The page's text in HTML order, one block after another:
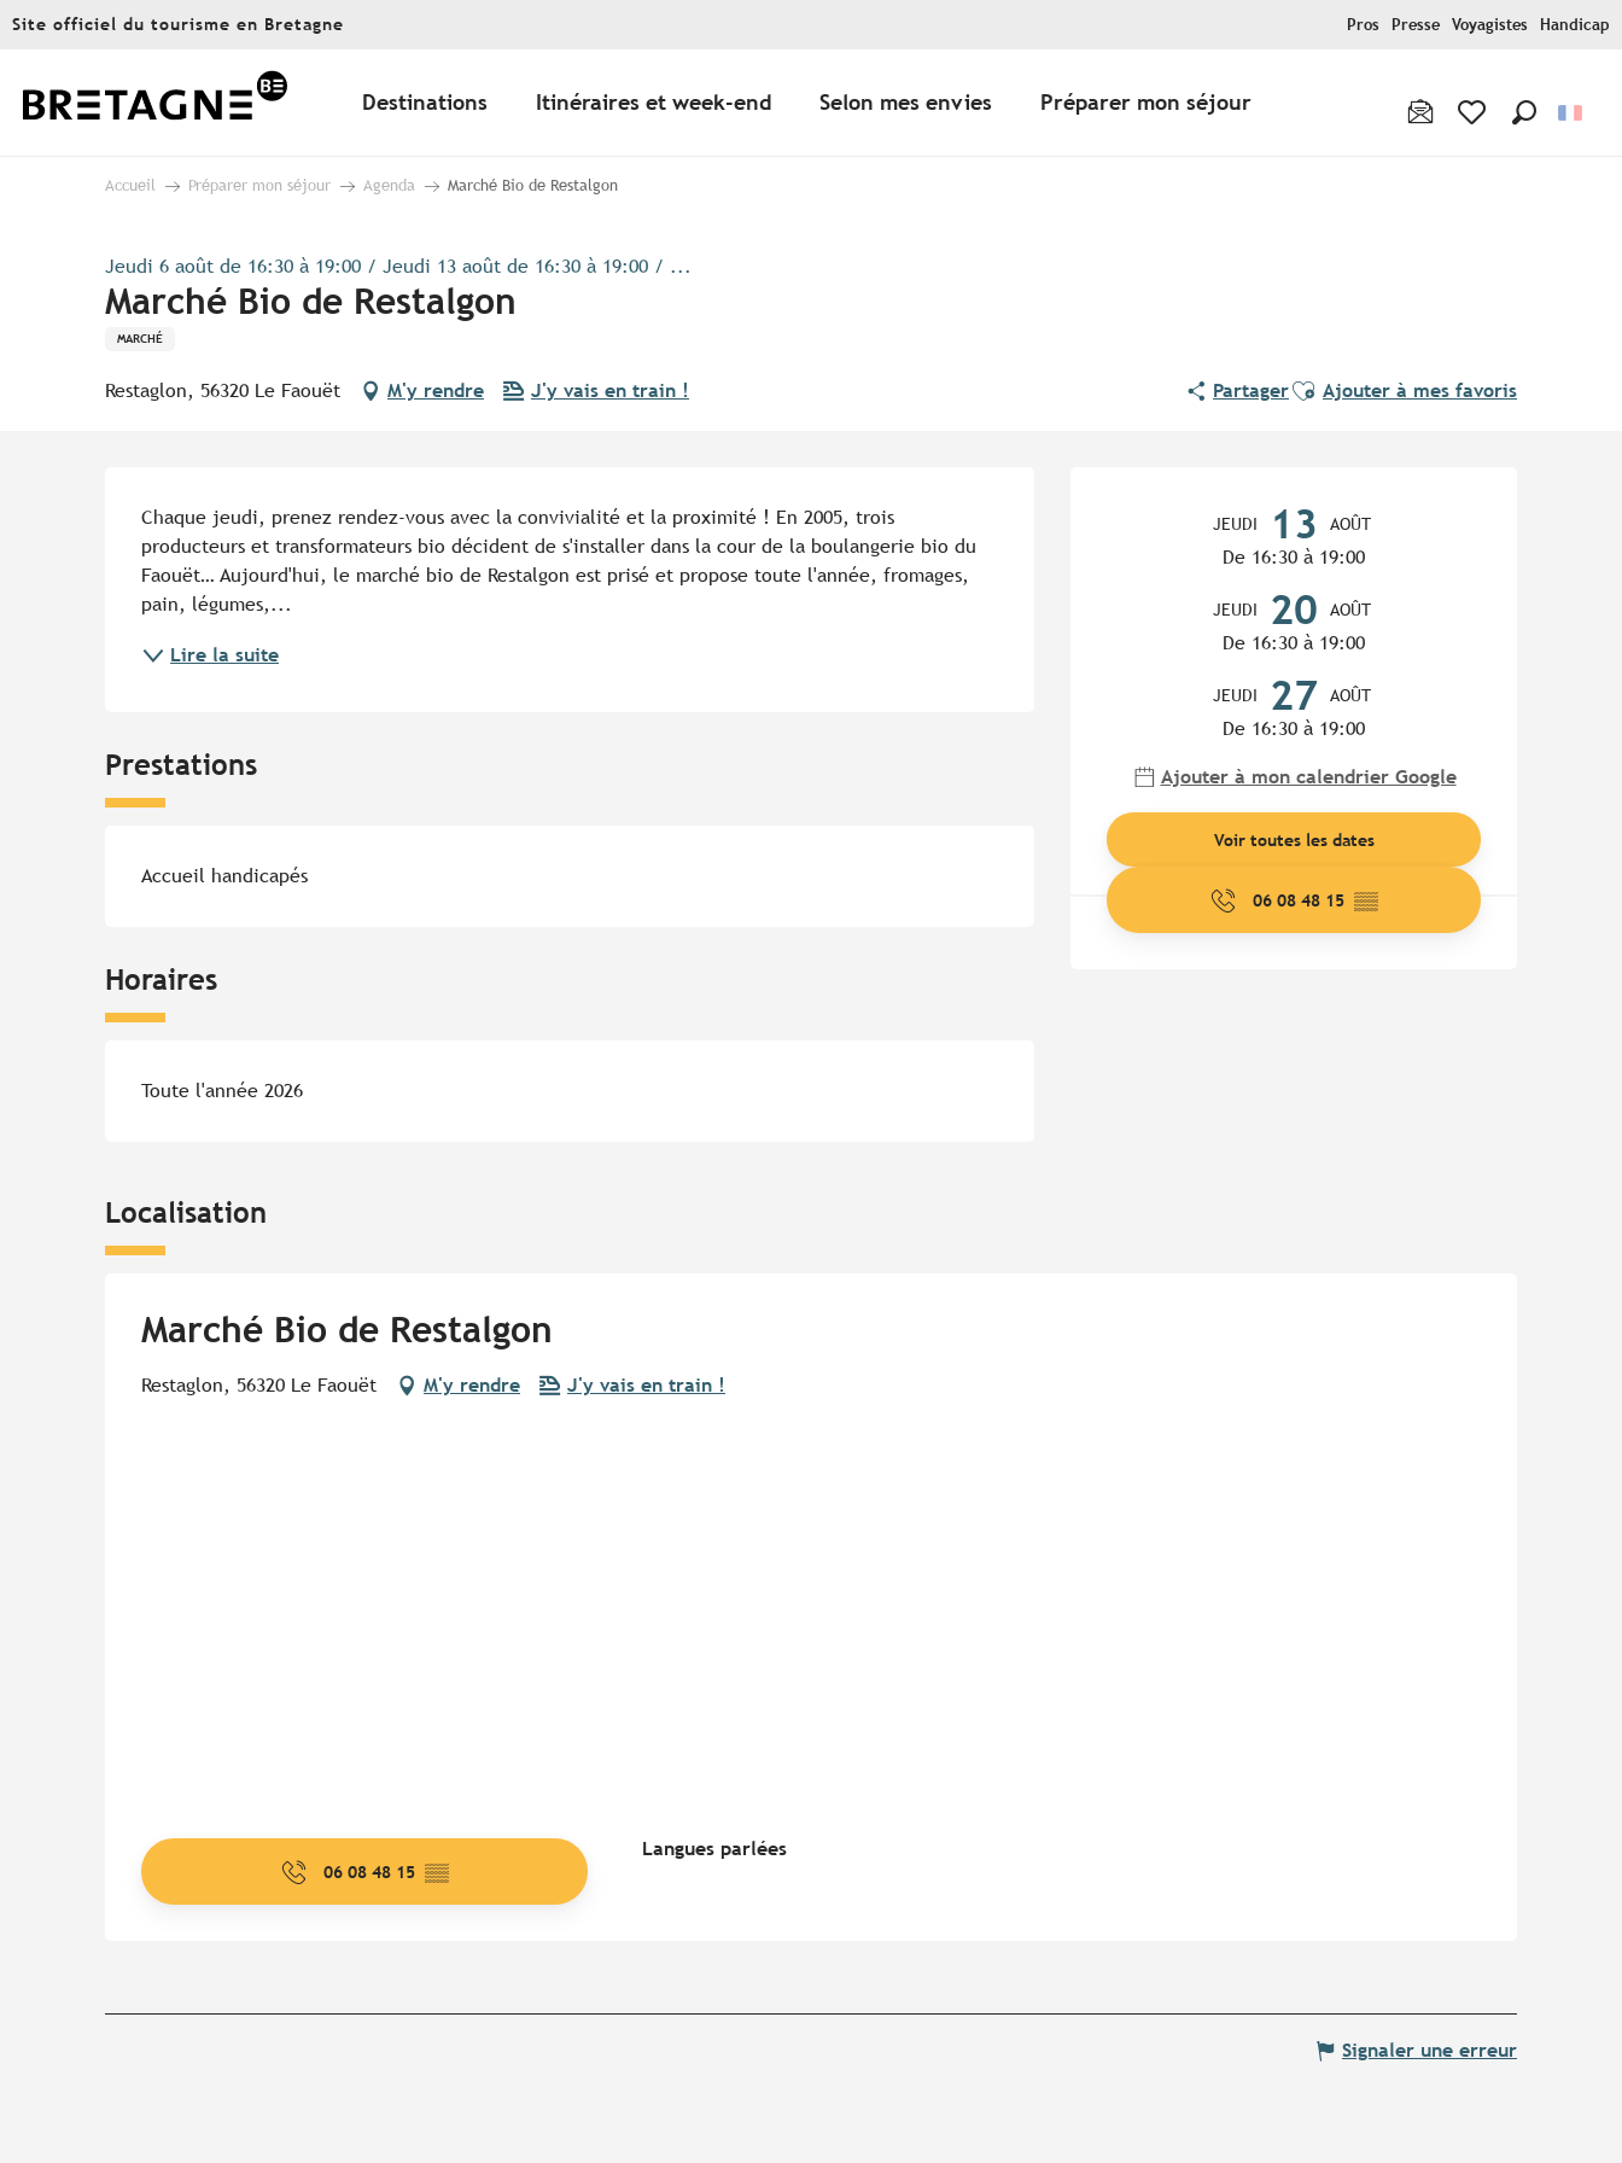
Aller
principal
Site officiel du tourisme en Bretagne Pros Presse Voyagistes Handicap
Destinations Itinéraires et week-end Selon mes envies Préparer mon séjour
Accueil Préparer mon séjour Agenda Marché Bio de Restalgon
Jeudi 6 août de 16:30 à 19:00 / Jeudi 13 août de 16:30 à 19:00 / ...
Marché Bio de Restalgon
MARCHÉ
Restaglon, 56320 Le Faouët M'y rendre J'y vais en train ! PartagerAjouter aux favoris
Ajouter à mes favoris
JEUDI 13 AOÛT
De 16:30 à 19:00
JEUDI 20 AOÛT
De 16:30 à 19:00
JEUDI 27 AOÛT
De 16:30 à 19:00
Ajouter à mon calendrier Google
Voir toutes les dates
06 08 48 15 ▒▒
Chaque jeudi, prenez rendez-vous avec la convivialité et la proximité ! En 2005, trois
producteurs et transformateurs bio décident de s'installer dans la cour de la boulangerie bio du
Faouët… Aujourd'hui, le marché bio de Restalgon est prisé et propose toute l'année, fromages,
pain, légumes,...
Lire la suite
Prestations
Accueil handicapés
Horaires
Toute l'année 2026
Localisation
Marché Bio de Restalgon
Restaglon, 56320 Le Faouët M'y rendre J'y vais en train !
06 08 48 15 ▒▒
Langues parlées
Langues parlées
Signaler une erreur